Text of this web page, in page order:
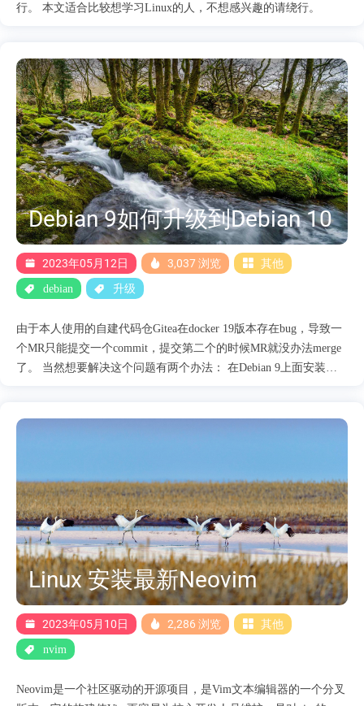
行。 本文适合比较想学习Linux的人，不想感兴趣的请绕行。
Debian 9如何升级到Debian 10
2023年05月12日 3,037 浏览 其他
debian 升级
由于本人使用的自建代码仓Gitea在docker 19版本存在bug，导致一
个MR只能提交一个commit，提交第二个的时候MR就没办法merge
了。 当然想要解决这个问题有两个办法： 在Debian 9上面安装
的Docker，目前版本是23。也能解决我当前的问题。 经过我个人
Linux 安装最新Neovim
2023年05月10日 2,286 浏览 其他
nvim
Neovim是一个社区驱动的开源项目，是Vim文本编辑器的一个分叉